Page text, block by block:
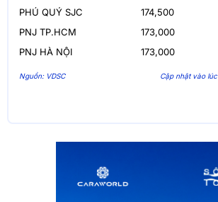
PHÚ QUÝ SJC
174,500
PNJ TP.HCM
173,000
PNJ HÀ NỘI
173,000
Nguồn: VDSC Cập nhật vào lúc